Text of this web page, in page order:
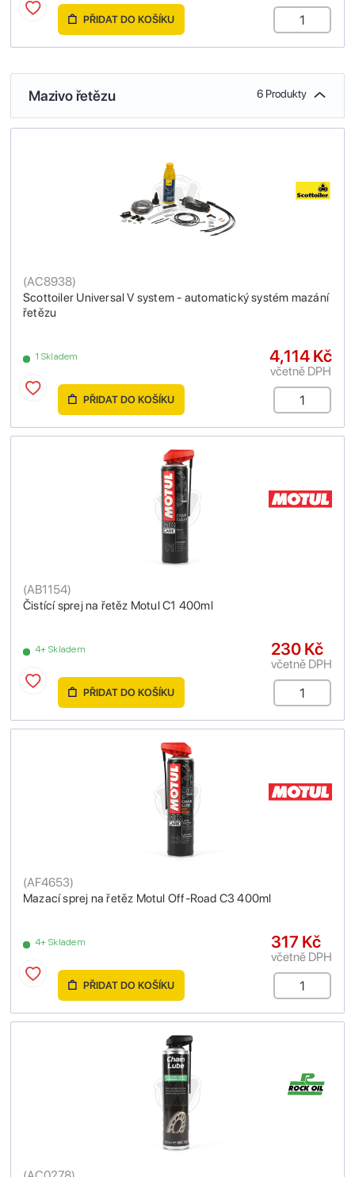
PŘIDAT DO KOŠÍKU
Mazivo řetězu 6 Produkty
Scottoiler Universal V system - automatický systém mazání
řetězu
(AC8938)
1 Skladem 4,114 Kč
včetně DPH
PŘIDAT DO KOŠÍKU
Čistící sprej na řetěz Motul C1 400ml
(AB1154)
4+ Skladem 230 Kč
včetně DPH
PŘIDAT DO KOŠÍKU
Mazací sprej na řetěz Motul Off-Road C3 400ml
(AF4653)
4+ Skladem 317 Kč
včetně DPH
PŘIDAT DO KOŠÍKU